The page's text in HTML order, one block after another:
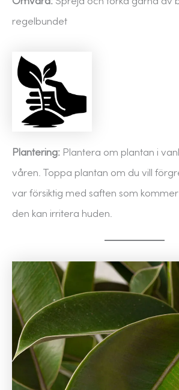
regelbundet
Plantering: Plantera om plantan i
våren. Toppa plantan om du vill
var försiktig med saften som
den kan irritera huden.